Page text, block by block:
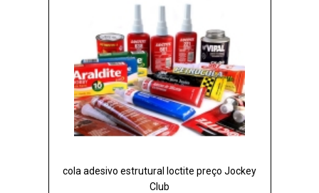
cola adesivo estrutural loctite preço Jockey
Club